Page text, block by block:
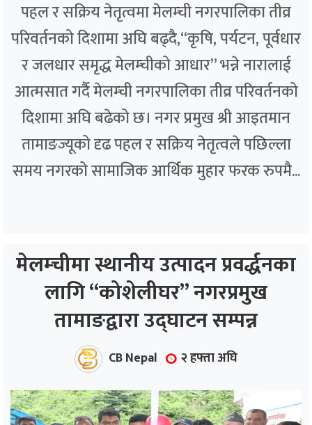
पहल र सक्रिय नेतृत्वमा मेलम्ची नगरपालिका तीव्र
परिवर्तनको दिशामा अघि बढ्दै,“कृषि, पर्यटन, पूर्वधार
र जलधार समृद्ध मेलम्चीको आधार” भन्ने नारालाई
आत्मसात गर्दै मेलम्ची नगरपालिका तीव्र परिवर्तनको
दिशामा अघि बढेको छ। नगर प्रमुख श्री आइतमान
तामाङज्यूको दृढ पहल र सक्रिय नेतृत्वले पछिल्ला
समय नगरको सामाजिक आर्थिक मुहार फरक रुपमै...
मेलम्चीमा स्थानीय उत्पादन प्रवर्द्धनका
लागि “कोशेलीघर” नगरप्रमुख
तामाङद्वारा उद्घाटन सम्पन्न
CB Nepal २ हफ्ता अघि